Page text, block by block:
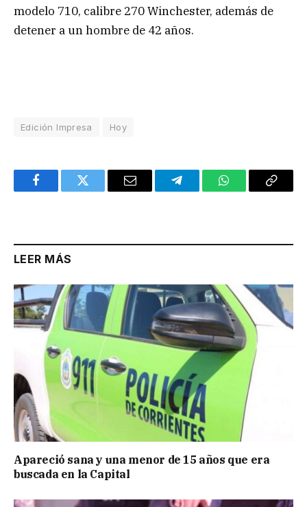
modelo 710, calibre 270 Winchester, además de
detener a un hombre de 42 años.
Edición Impresa Hoy
FacebookTwitter Email TelegramWhatsAppCopy
LEER MÁS
Apareció sana y una menor de 15 años que era
buscada en la Capital